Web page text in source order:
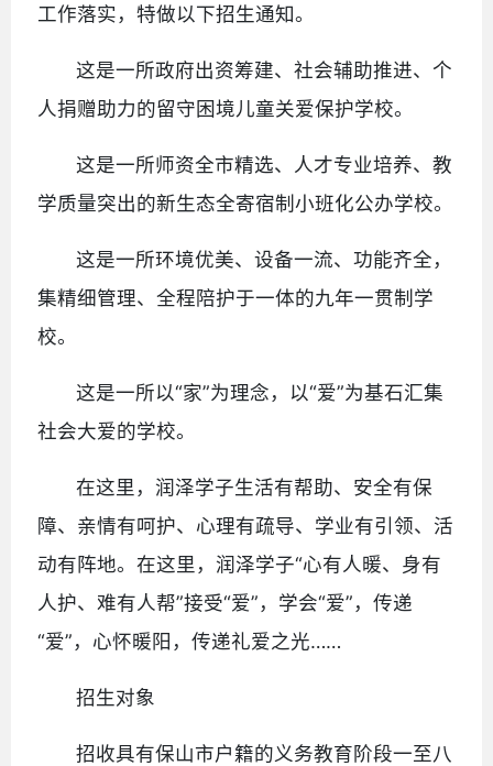
工作落实，特做以下招生通知。
这是一所政府出资筹建、社会辅助推进、个
人捐赠助力的留守困境儿童关爱保护学校。
这是一所师资全市精选、人才专业培养、教
学质量突出的新生态全寄宿制小班化公办学校。
这是一所环境优美、设备一流、功能齐全，
集精细管理、全程陪护于一体的九年一贯制学
校。
这是一所以“家”为理念，以“爱”为基石汇集
社会大爱的学校。
在这里，润泽学子生活有帮助、安全有保
障、亲情有呵护、心理有疏导、学业有引领、活
动有阵地。在这里，润泽学子“心有人暖、身有
人护、难有人帮”接受“爱”，学会“爱”，传递
“爱”，心怀暖阳，传递礼爱之光……
招生对象
招收具有保山市户籍的义务教育阶段一至八